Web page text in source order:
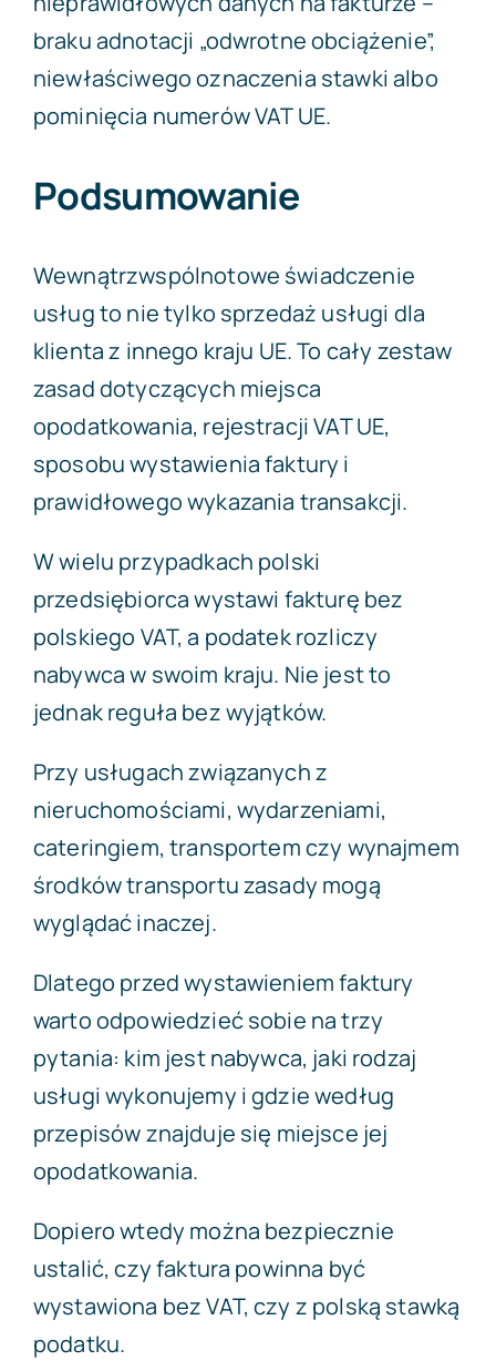
braku adnotacji „odwrotne obciążenie”,
niewłaściwego oznaczenia stawki albo
pominięcia numerów VAT UE.
Podsumowanie
Wewnątrzwspólnotowe świadczenie
usług to nie tylko sprzedaż usługi dla
klienta z innego kraju UE. To cały zestaw
zasad dotyczących miejsca
opodatkowania, rejestracji VAT UE,
sposobu wystawienia faktury i
prawidłowego wykazania transakcji.
W wielu przypadkach polski
przedsiębiorca wystawi fakturę bez
polskiego VAT, a podatek rozliczy
nabywca w swoim kraju. Nie jest to
jednak reguła bez wyjątków.
Przy usługach związanych z
nieruchomościami, wydarzeniami,
cateringiem, transportem czy wynajmem
środków transportu zasady mogą
wyglądać inaczej.
Dlatego przed wystawieniem faktury
warto odpowiedzieć sobie na trzy
pytania: kim jest nabywca, jaki rodzaj
usługi wykonujemy i gdzie według
przepisów znajduje się miejsce jej
opodatkowania.
Dopiero wtedy można bezpiecznie
ustalić, czy faktura powinna być
wystawiona bez VAT, czy z polską stawką
podatku.